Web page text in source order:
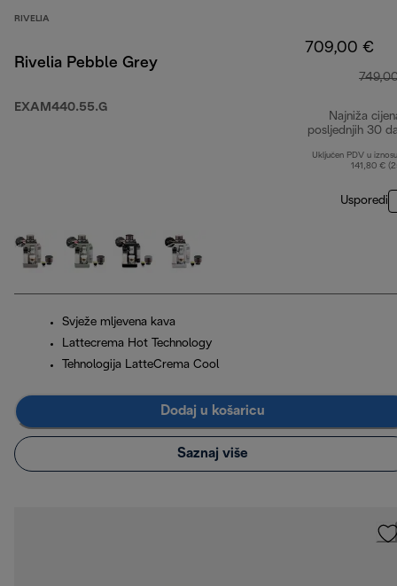
RIVELIA
Rivelia Pebble Grey
EXAM440.55.G
709,00 €
Najniža
posljednjih 30
Uključen PDV u
141,80 €
Usporedi
Svježe mljevena kava
Lattecrema Hot Technology
Tehnologija LatteCrema Cool
Dodaj u košaricu
Saznaj više